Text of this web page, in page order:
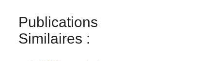
Publications
Similaires :